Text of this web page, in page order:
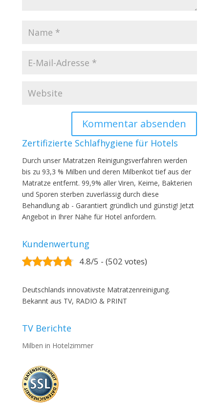
Zertifizierte Schlafhygiene für Hotels
Durch unser Matratzen Reinigungsverfahren werden
bis zu 93,3 % Milben und deren Milbenkot tief aus der
Matratze entfernt. 99,9% aller Viren, Keime, Bakterien
und Sporen sterben zuverlässig durch diese
Behandlung ab - Garantiert gründlich und günstig! Jetzt
Angebot in Ihrer Nähe für Hotel anfordern.
Kundenwertung
4.8/5 - (502 votes)
Deutschlands innovativste Matratzenreinigung.
Bekannt aus TV, RADIO & PRINT
TV Berichte
Milben in Hotelzimmer